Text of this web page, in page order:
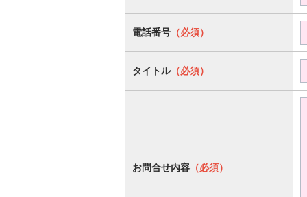
電話番号 （必須）
タイトル（必須）
お問合せ内容 （必須）